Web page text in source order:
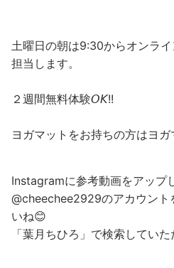
土曜日の朝は9:30からオンラ
担当します。
２週間無料体験𝘖𝘒!!
ヨガマットをお持ちの方はヨガ
Instagramに参考動画をアップ
@cheechee2929のアカウント
いね😊
「葉月ちひろ」で検索してい